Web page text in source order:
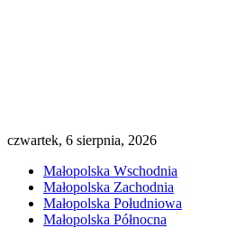
czwartek, 6 sierpnia, 2026
Małopolska Wschodnia
Małopolska Zachodnia
Małopolska Południowa
Małopolska Północna